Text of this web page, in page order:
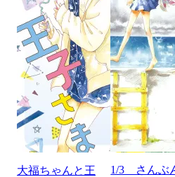
大福ちゃんと王
1/3 さんぶ